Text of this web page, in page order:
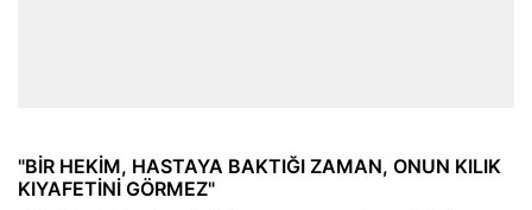
"BİR HEKİM, HASTAYA BAKTIĞI ZAMAN, ONUN KILIK
KIYAFETİNİ GÖRMEZ"